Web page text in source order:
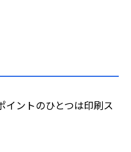
イントのひとつは印刷ス